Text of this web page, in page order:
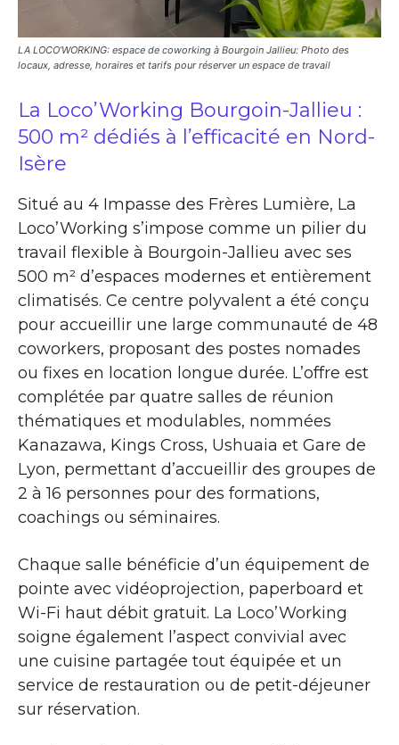
LA LOCO’WORKING: espace de coworking à Bourgoin Jallieu: Photo des
locaux, adresse, horaires et tarifs pour réserver un espace de travail
La Loco’Working Bourgoin-Jallieu :
500 m² dédiés à l’efficacité en Nord-
Isère
Situé au 4 Impasse des Frères Lumière, La
Loco’Working s’impose comme un pilier du
travail flexible à Bourgoin-Jallieu avec ses
500 m² d’espaces modernes et entièrement
climatisés. Ce centre polyvalent a été conçu
pour accueillir une large communauté de 48
coworkers, proposant des postes nomades
ou fixes en location longue durée. L’offre est
complétée par quatre salles de réunion
thématiques et modulables, nommées
Kanazawa, Kings Cross, Ushuaia et Gare de
Lyon, permettant d’accueillir des groupes de
2 à 16 personnes pour des formations,
coachings ou séminaires.
Chaque salle bénéficie d’un équipement de
pointe avec vidéoprojection, paperboard et
Wi-Fi haut débit gratuit. La Loco’Working
soigne également l’aspect convivial avec
une cuisine partagée tout équipée et un
service de restauration ou de petit-déjeuner
sur réservation.